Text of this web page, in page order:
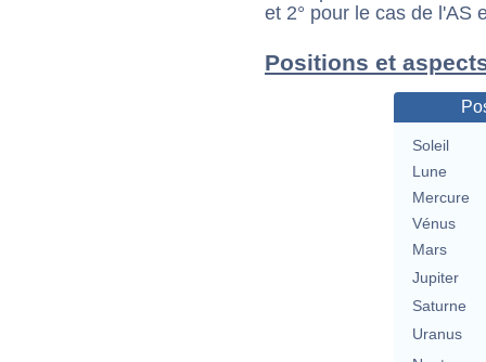
et 2° pour le cas de l'AS
Positions et
Soleil
Lune
Mercure
Vénus
Mars
Jupiter
Saturne
Uranus